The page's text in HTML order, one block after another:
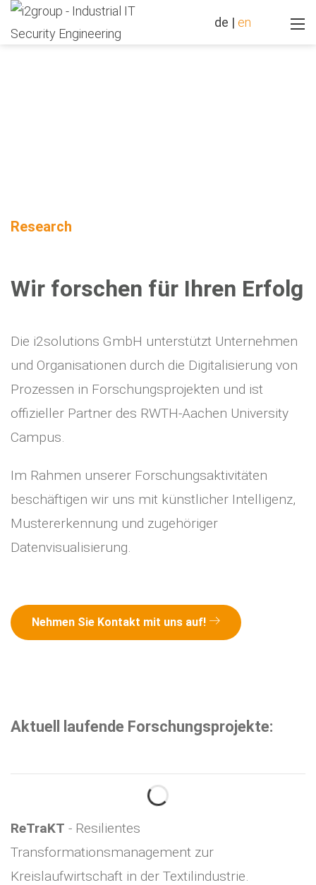
de | en
Research
Wir forschen für Ihren Erfolg
Die i2solutions GmbH unterstützt Unternehmen
und Organisationen durch die Digitalisierung von
Prozessen in Forschungsprojekten und ist
offizieller Partner des RWTH-Aachen University
Campus.
Im Rahmen unserer Forschungsaktivitäten
beschäftigen wir uns mit künstlicher Intelligenz,
Mustererkennung und zugehöriger
Datenvisualisierung.
Nehmen Sie Kontakt mit uns auf!
Aktuell laufende Forschungsprojekte:
ReTraKT - Resilientes
Transformationsmanagement zur
Kreislaufwirtschaft in der Textilindustrie.